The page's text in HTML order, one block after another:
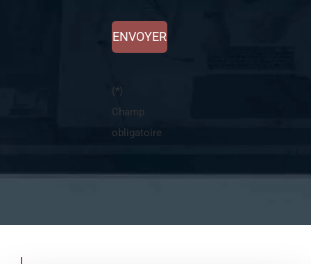
ENVOYER
(*)
Champ
obligatoire